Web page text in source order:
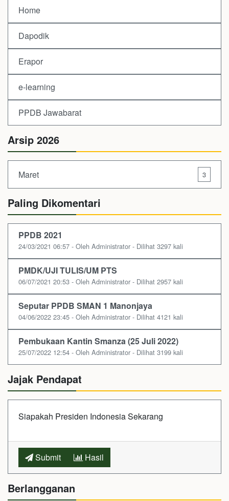
Home
Dapodik
Erapor
e-learning
PPDB Jawabarat
Arsip 2026
Maret 3
Paling Dikomentari
PPDB 2021
24/03/2021 06:57 - Oleh Administrator - Dilihat 3297 kali
PMDK/UJI TULIS/UM PTS
06/07/2021 20:53 - Oleh Administrator - Dilihat 2957 kali
Seputar PPDB SMAN 1 Manonjaya
04/06/2022 23:45 - Oleh Administrator - Dilihat 4121 kali
Pembukaan Kantin Smanza (25 Juli 2022)
25/07/2022 12:54 - Oleh Administrator - Dilihat 3199 kali
Jajak Pendapat
Siapakah Presiden Indonesia Sekarang
Submit Hasil
Berlangganan